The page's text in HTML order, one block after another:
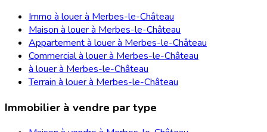
Immo à louer à Merbes-le-Château
Maison à louer à Merbes-le-Château
Appartement à louer à Merbes-le-Château
Commercial à louer à Merbes-le-Château
à louer à Merbes-le-Château
Terrain à louer à Merbes-le-Château
Immobilier à vendre par type